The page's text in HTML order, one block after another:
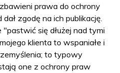
prawa do ochrony
zgodę na ich publikację.
się dłużej nad tymi
klienta to wspaniałe i
to typowy
one z ochrony praw